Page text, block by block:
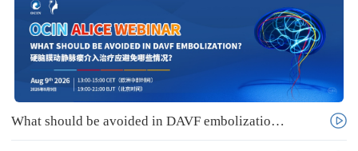
What should be avoided in DAVF embolization？